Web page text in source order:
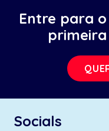
Entre para o
Socials